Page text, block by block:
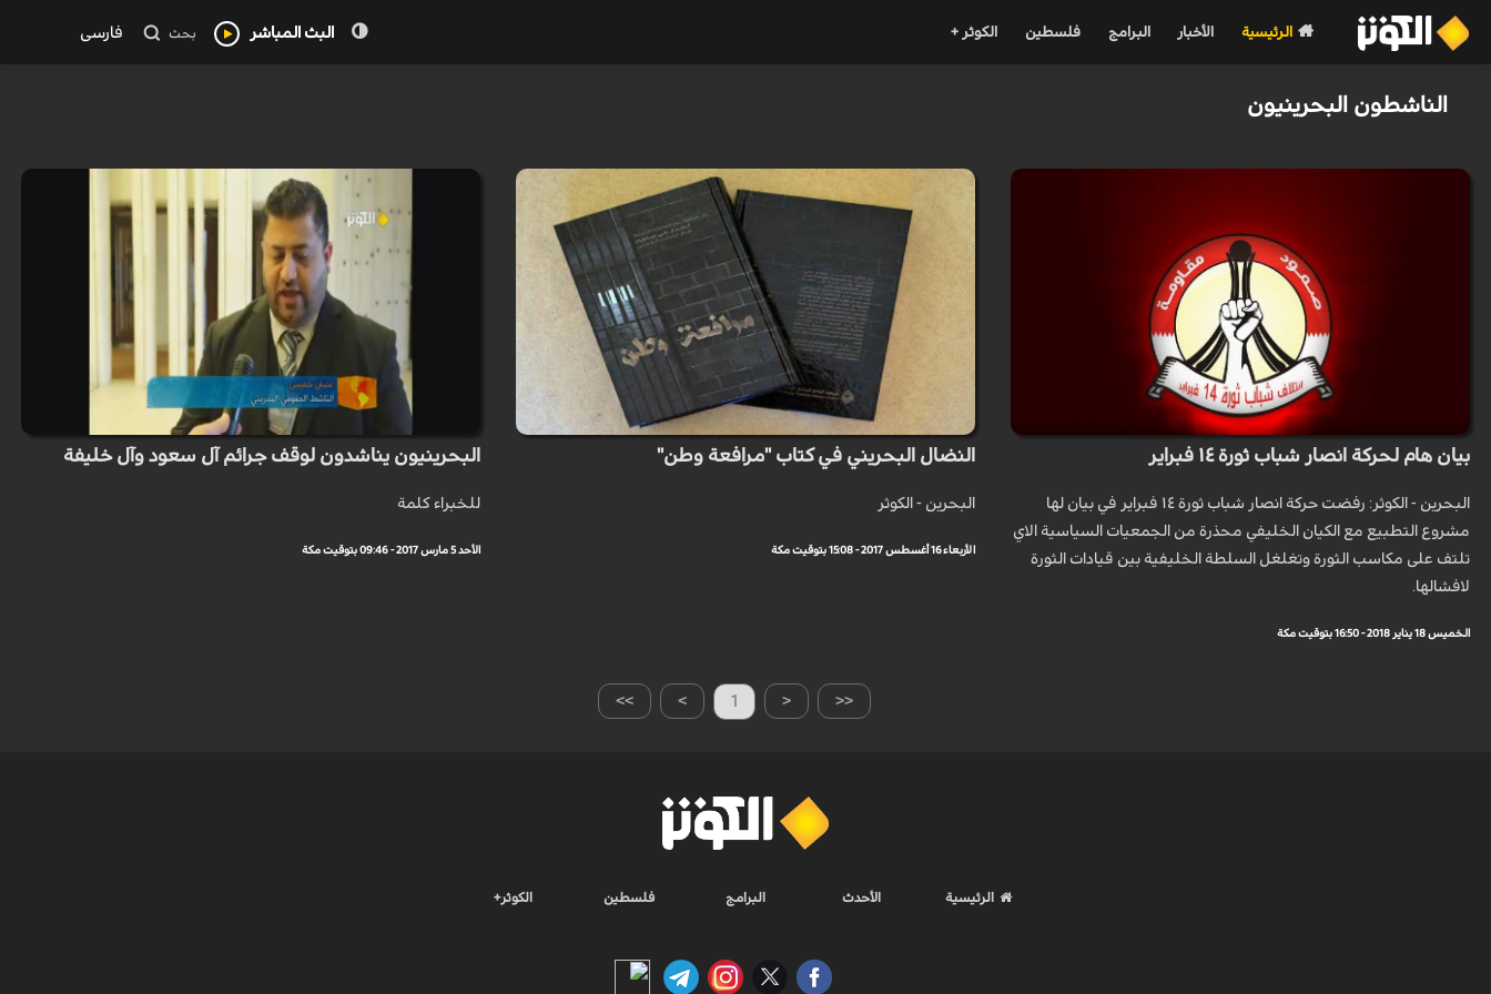
الرئيسية الأخبار البرامج فلسطين الكوثر + البث المباشر بحث فارسی
الناشطون البحرينيون
بيان هام لحركة انصار شباب ثورة ١٤ فبراير
البحرين - الكوثر: رفضت حركة انصار شباب ثورة ١٤ فبراير في بيان لها
مشروع التطبيع مع الكيان الخليفي محذرة من الجمعيات السياسية الاي
تلتف على مكاسب الثورة وتغلغل السلطة الخليفية بين قيادات الثورة
لافشالها.
الخميس 18 يناير 2018 - 16:50 بتوقيت مكة
النضال البحريني في كتاب "مرافعة وطن"
البحرين - الكوثر
الأربعاء 16 أغسطس 2017 - 15:08 بتوقيت مكة
البحرينيون يناشدون لوقف جرائم آل سعود وآل خليفة
للخبراء كلمة
الأحد 5 مارس 2017 - 09:46 بتوقيت مكة
>> > 1 < <<
الرئيسية الأحدث البرامج فلسطين الكوثر+